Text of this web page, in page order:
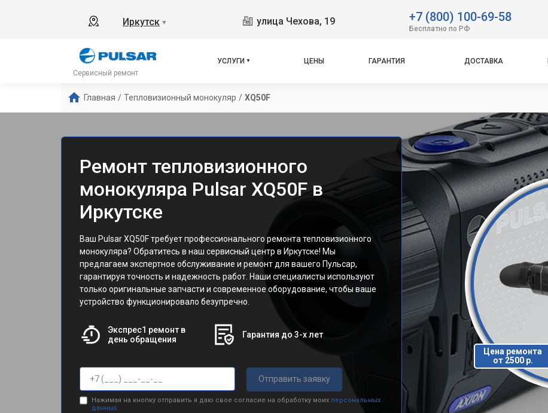
Иркутск ▼ улица Чехова, 19 +7 (800) 100-69-58
Бесплатно по РФ
Сервисный ремонт
УСЛУГИ ЦЕНЫ ГАРАНТИЯ ДОСТАВКА
Главная / Тепловизионный монокуляр / XQ50F
Ремонт тепловизионного
монокуляра Pulsar XQ50F в
Иркутске
Ваш Pulsar XQ50F требует профессионального ремонта тепловизионного
монокуляра? Обратитесь в наш сервисный центр в Иркутске! Мы
предлагаем экспертное обслуживание и ремонт для вашего Пульсар,
гарантируя точность и надежность работ. Наши специалисты используют
только оригинальные запчасти и современное оборудование, чтобы ваше
устройство функционировало безупречно.
Экспрес1 ремонт в
день обращения
Гарантия до 3-х лет
Отправить заявку
Нажимая на кнопку отправить я даю свое согласие на обработку моих персональных
данных.
Цена ремонта
от 2500 р.